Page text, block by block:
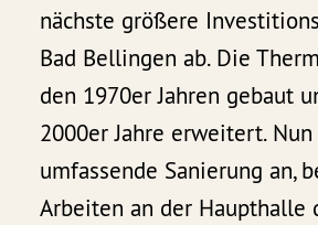
nächste größere
Bad Bellingen ab. Die
den 1970er Jahren gebaut
2000er Jahre erweitert.
umfassende Sanierung an,
Arbeiten an der Haupthalle